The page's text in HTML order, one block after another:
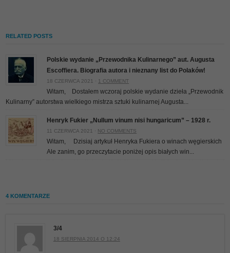
RELATED POSTS
Polskie wydanie „Przewodnika Kulinarnego” aut. Augusta
Escoffiera. Biografia autora i nieznany list do Polaków!
18 CZERWCA 2021 · 1 COMMENT
Witam, Dostałem wczoraj polskie wydanie dzieła „Przewodnik
Kulinarny” autorstwa wielkiego mistrza sztuki kulinarnej Augusta...
Henryk Fukier „Nullum vinum nisi hungaricum” – 1928 r.
11 CZERWCA 2021 · NO COMMENTS
Witam, Dzisiaj artykuł Henryka Fukiera o winach węgierskich
Ale zanim, go przeczytacie poniżej opis białych win...
4 KOMENTARZE
3/4
18 SIERPNIA 2014 O 12:24